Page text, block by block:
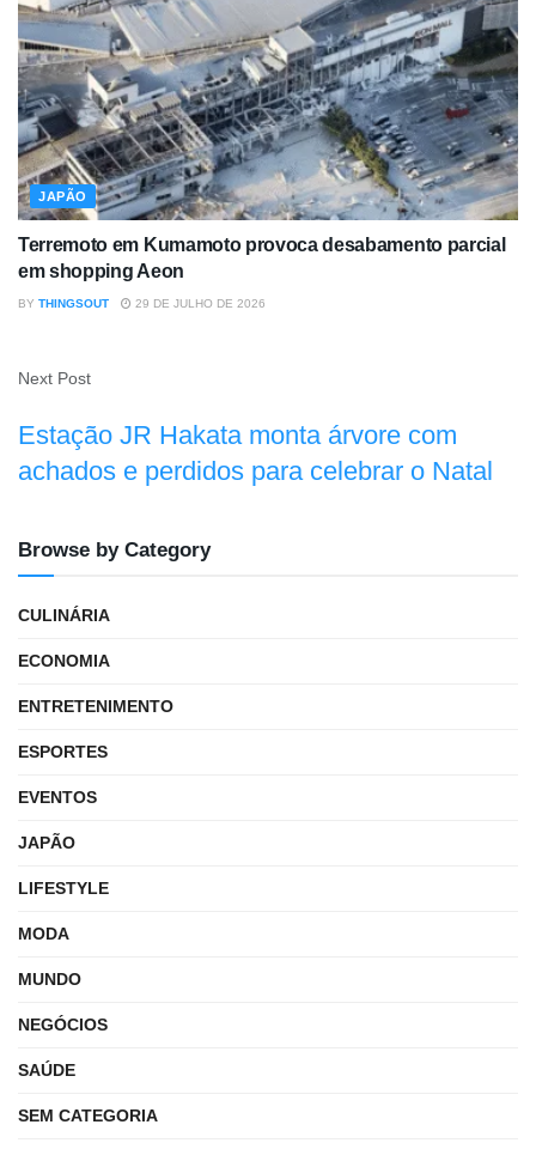
JAPÃO
Terremoto em Kumamoto provoca desabamento parcial
em shopping Aeon
BY THINGSOUT 29 DE JULHO DE 2026
Next Post
Estação JR Hakata monta árvore com
achados e perdidos para celebrar o Natal
Browse by Category
CULINÁRIA
ECONOMIA
ENTRETENIMENTO
ESPORTES
EVENTOS
JAPÃO
LIFESTYLE
MODA
MUNDO
NEGÓCIOS
SAÚDE
SEM CATEGORIA